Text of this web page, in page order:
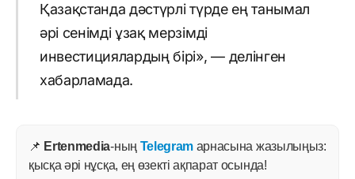
Қазақстанда дәстүрлі түрде ең танымал
әрі сенімді ұзақ мерзімді
инвестициялардың бірі», — делінген
хабарламада.
📌 Ertenmedia-ның Telegram арнасына жазылыңыз:
қысқа әрі нұсқа, ең өзекті ақпарат осында!